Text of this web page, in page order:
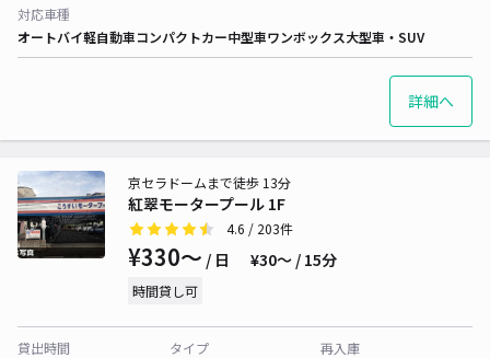
対応車種
オートバイ軽自動車コンパクトカー中型車ワンボックス大型車・SUV
詳細へ
紅翠モータープール 1F
京セラドームまで徒歩 13分
4.6 / 203件
¥330〜 / 日 ¥30〜 / 15分
時間貸し可
貸出時間
タイプ
再入庫